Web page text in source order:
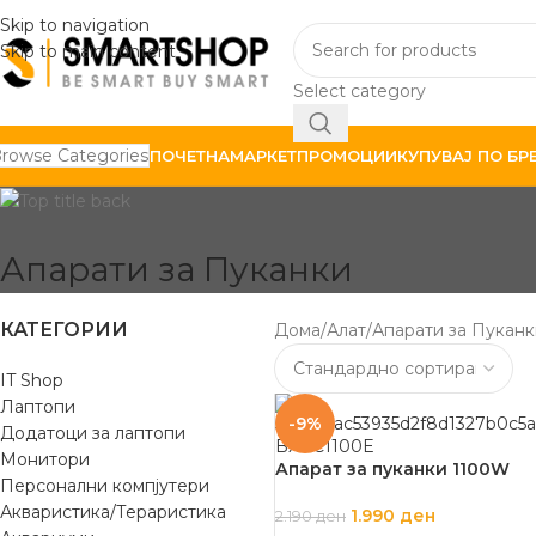
Skip to navigation
Skip to main content
Select category
CategoriesПОЧЕТНАМАРКЕТПРОМОЦИИКУПУВАЈ ПО
Апарати за Пуканки
КАТЕГОРИИ
IT Shop
Лаптопи
Додатоци за лаптопи
Монитори
Персонални компјутери
Акваристика/Тераристика
Дома Алат Апарати за
-9%
Апарат за пуканки 1100W
2.190ден 1.990 ден